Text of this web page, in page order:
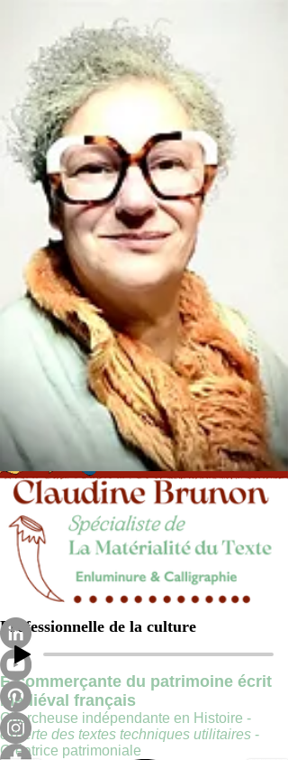
Professionnelle de la culture
E-commerçante du patrimoine écrit
médiéval français
Chercheuse indépendante en Histoire -
experte des textes techniques utilitaires -
Créatrice patrimoniale